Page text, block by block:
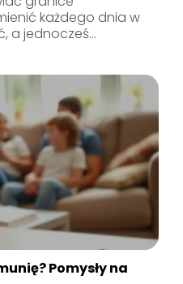
każdego dnia w
a jednocześ...
Pomysły na